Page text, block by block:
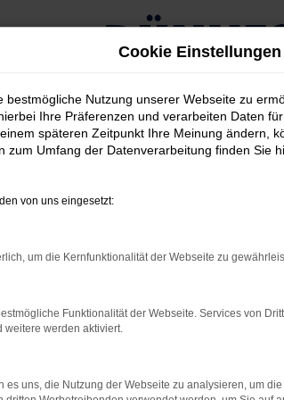
das Laden bestimmter Seiten
Cookie Einstellungen
bestmögliche Nutzung unserer Webseite zu
Ihre Präferenzen und verarbeiten Daten
späteren Zeitpunkt Ihre Meinung ändern,
zum Umfang der Datenverarbeitung finden Sie
von uns eingesetzt:
um die Kernfunktionalität der Webseite zu
Funktionalität der Webseite. Services von
weitere werden aktiviert.
es uns, die Nutzung der Webseite zu analysieren, um